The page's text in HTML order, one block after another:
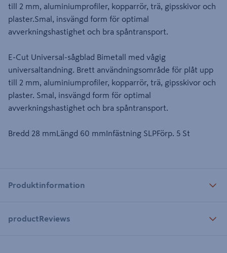
till 2 mm, aluminiumprofiler, kopparrör, trä, gipsskivor och
plaster.Smal, insvängd form för optimal
avverkningshastighet och bra spåntransport.
E-Cut Universal-sågblad Bimetall med vågig
universaltandning. Brett användningsområde för plåt upp
till 2 mm, aluminiumprofiler, kopparrör, trä, gipsskivor och
plaster. Smal, insvängd form för optimal
avverkningshastighet och bra spåntransport.
Bredd 28 mmLängd 60 mmInfästning SLPFörp. 5 St
Produktinformation
productReviews